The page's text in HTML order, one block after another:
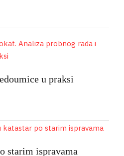
u praksi
starim ispravama